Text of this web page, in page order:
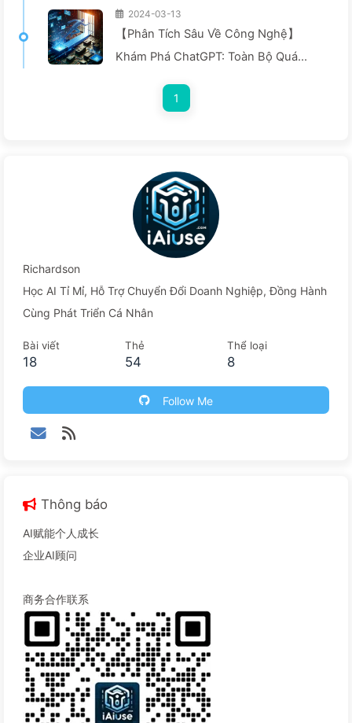
2024-03-13
【Phân Tích Sâu Về Công Nghệ】
Khám Phá ChatGPT: Toàn Bộ Quá
- Học AI Chậm Rãi 024
1
Richardson
Học AI Tỉ Mỉ, Hỗ Trợ Chuyển Đổi Doanh Nghiệp, Đồng Hành
Cùng Phát Triển Cá Nhân
Bài viết
18
Thẻ
54
Thể loại
8
Follow Me
Thông báo
AI赋能个人成长
企业AI顾问
商务合作联系